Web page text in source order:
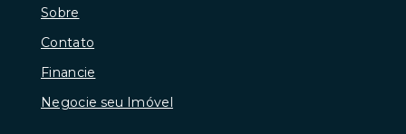
Sobre
Contato
Financie
Negocie seu Imóvel